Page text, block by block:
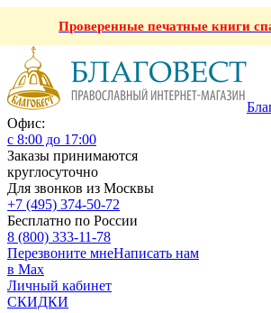
Проверенные печатные книги
Офис:
с 8:00 до 17:00
Заказы принимаются
круглосуточно
Для звонков из Москвы
+7 (495) 374-50-72
Бесплатно по России
8 (800) 333-11-78
Перезвоните мнеНаписать нам
в Max
Личный кабинет
СКИДКИ